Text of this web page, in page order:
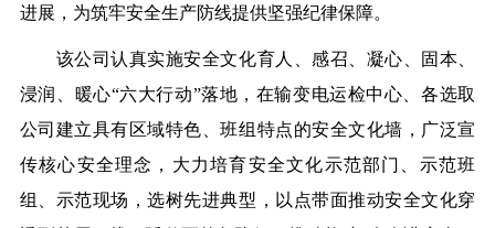
进展，为筑牢安全生产防线提供坚强纪律保障。
该公司认真实施安全文化育人、感召、凝心、固本、
浸润、暖心“六大行动”落地，在输变电运检中心、各选取
公司建立具有区域特色、班组特点的安全文化墙，广泛宣
传核心安全理念，大力培育安全文化示范部门、示范班
组、示范现场，选树先进典型，以点带面推动安全文化穿